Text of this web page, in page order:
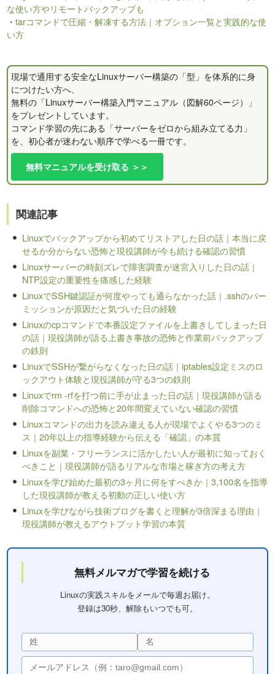
な使い方やリモートバックアップも
・tarコマンドで圧縮・解凍する方法｜オプション一覧と実践的な使
い方
現場で通用する安全なLinuxサーバー構築の「型」を体系的に身
につけたい方へ、
無料の「Linuxサーバー構築入門マニュアル（図解60ページ）」
をプレゼントしています。
コマンド学習の先にある「サーバーをゼロから組み立てる力」
を、初心者が迷わない順序で学べる一冊です。
無料マニュアルを受け取る ＞＞
関連記事
Linuxでバックアップから初めてリストアした日の話｜本当に戻
せるか分からない恐怖と現役講師が今も続ける確認の習慣
Linuxサーバーの時刻ズレで障害調査が迷宮入りした日の話｜
NTP設定の重要性を痛感した経験
LinuxでSSH鍵認証が何度やっても通らなかった話｜.sshのパー
ミッションが原因だと気づいた日の経験
Linuxのcpコマンドで本番設定ファイルを上書きしてしまった日
の話｜現役講師が語る上書き事故の恐怖と作業前バックアップ
の鉄則
LinuxでSSHが繋がらなくなった日の話｜iptables設定ミスのロ
ックアウト体験と現役講師が守る3つの鉄則
Linuxでrm -rfを打つ前に手が止まった日の話｜現役講師が語る
削除コマンドへの恐怖と20年間変えていない確認の習慣
Linuxコマンドの出力を読み違える人が現場でよくやる3つのミ
ス｜20年以上の指導経験から伝える「確認」の本質
Linuxを副業・フリーランスに活かしたい人が最初に知っておく
べきこと｜現役講師が語るリアルな市場と稼ぎ方の考え方
Linuxを学び始めた最初の3ヶ月に何をすべきか｜3,100名を指導
した現役講師が教える初動の正しい使い方
Linuxを学びながら技術ブログを書くと理解が3倍深まる理由｜
現役講師が教えるアウトプット学習の本質
無料メルマガで学習を続ける
Linuxの実践スキルをメールで毎週お届け。
登録は30秒、解除もいつでも可。